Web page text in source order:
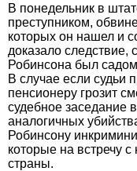
В понедельник в
преступником,
которых он нашел и
доказало следствие,
Робинсона был
В случае если судьи
пенсионеру грозит
судебное заседание
аналогичных
Робинсону
которые на встречу
страны.